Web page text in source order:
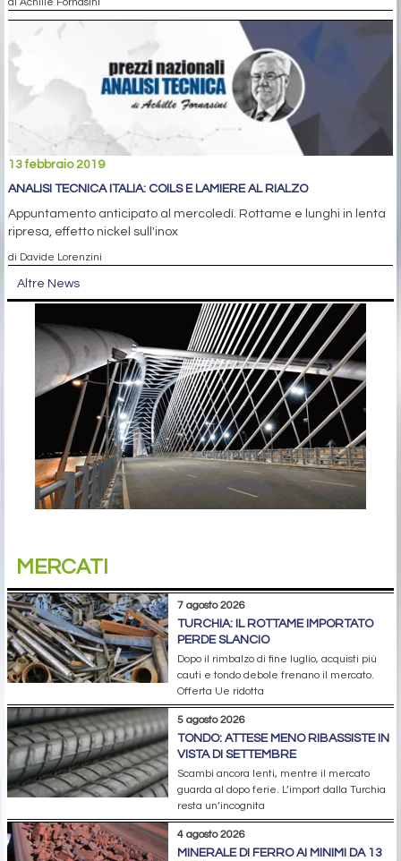
13 febbraio 2019
ANALISI TECNICA ITALIA: COILS E LAMIERE AL RIALZO
Appuntamento anticipato al mercoledì. Rottame e lunghi in lenta
ripresa, effetto nickel sull'inox
di Davide Lorenzini
Altre News
MERCATI
7 agosto 2026
TURCHIA: IL ROTTAME IMPORTATO
PERDE SLANCIO
Dopo il rimbalzo di fine luglio, acquisti più
cauti e tondo debole frenano il mercato.
Offerta Ue ridotta
5 agosto 2026
TONDO: ATTESE MENO RIBASSISTE IN
VISTA DI SETTEMBRE
Scambi ancora lenti, mentre il mercato
guarda al dopo ferie. L’import dalla Turchia
resta un’incognita
4 agosto 2026
MINERALE DI FERRO AI MINIMI DA 13